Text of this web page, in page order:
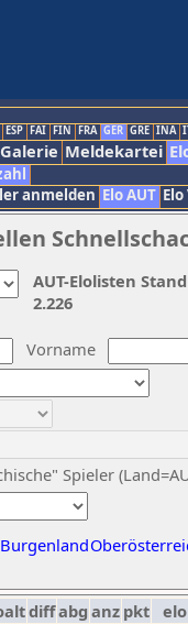
ESP FAI FIN FRA GER GRE INA
Meldekartei
anmelden Elo AUT
Vorname
Spieler
Burgenland
AUT-Elolisten
2.226
diffabg anz pkt